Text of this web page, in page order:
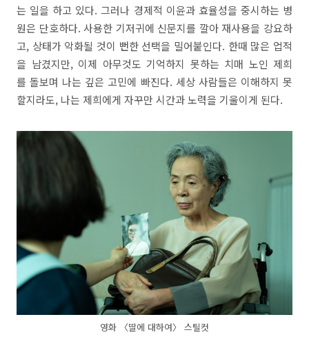
는 일을 하고 있다. 그러나 경제적 이윤과 효율성을 중시하는 병
원은 단호하다. 사용한 기저귀에 신문지를 깔아 재사용을 강요하
고, 상태가 악화될 것이 뻔한 선택을 밀어붙인다. 한때 많은 업적
을 남겼지만, 이제 아무것도 기억하지 못하는 치매 노인 제희
를 돌보며 나는 깊은 고민에 빠진다. 세상 사람들은 이해하지 못
할지라도, 나는 제희에게 자꾸만 시간과 노력을 기울이게 된다.
영화 〈딸에 대하여〉 스틸컷